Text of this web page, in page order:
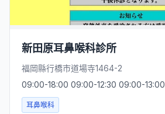
新田原耳鼻喉科診所
福岡縣行橋市道場寺1464-2
09:00-18:00 09:00-12:30 09:00-13:00
耳鼻喉科